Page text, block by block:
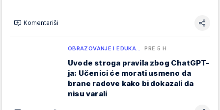
Komentariši
OBRAZOVANJE I EDUKA… PRE 5 H
Uvode stroga pravila zbog ChatGPT-
ja: Učenici će morati usmeno da
brane radove kako bi dokazali da
nisu varali